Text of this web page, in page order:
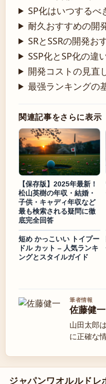
SP化はいつするべ
耐久おすすめの開
SRとSSRの開発お
SSP化とSP化の違
開発コストの見直
最强ランキングの
関連記事をさらに表示
【保存版】2025年最新！
松山英樹の年収・結婚・
子供・キャディ年収など
最も検索される疑問に徹
底完全回答
短め かっこいい トイプー
ドル カット – 人気ランキ
ングとスタイルガイド
筆者情報
佐藤健一
山田太郎
に正確な
ジャパンワオルルドレ